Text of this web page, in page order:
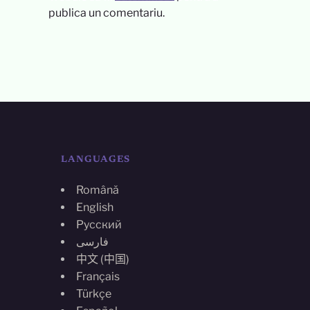
publica un comentariu.
LANGUAGES
Română
English
Русский
فارسی
中文 (中国)
Français
Türkçe